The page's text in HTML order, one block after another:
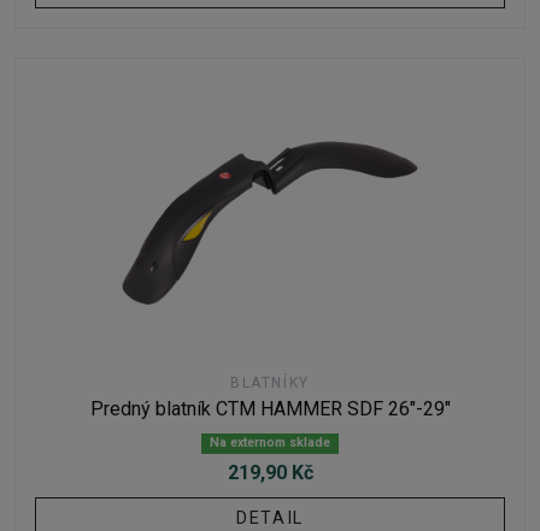
BLATNÍKY
Predný blatník CTM HAMMER SDF 26"-29"
Na externom sklade
219,90 Kč
DETAIL